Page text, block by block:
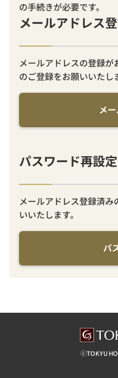
の手続きが必要です。
メールアドレス
メールアドレスの登録
のご登録をお願いいたし
メ
パスワード再設定
メールアドレス登録済
いいたします。
パ
ⓒTOKYU